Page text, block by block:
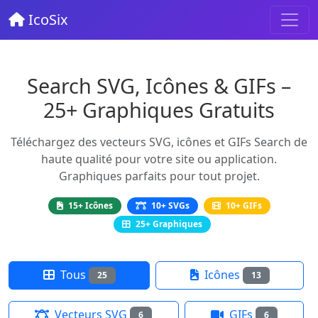
IcoSix
Search SVG, Icônes & GIFs –
25+ Graphiques Gratuits
Téléchargez des vecteurs SVG, icônes et GIFs Search de
haute qualité pour votre site ou application.
Graphiques parfaits pour tout projet.
15+ Icônes 10+ SVGs
10+ GIFs
25+ Graphiques
Tous 25 Icônes 13
Vecteurs SVG 6 GIFs 6